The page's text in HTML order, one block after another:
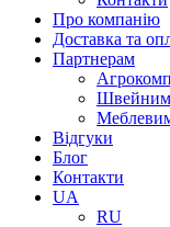
Про компанію
Доставка та
Партнерам
Швейним
Відгуки
Блог
Контакти
UA
RU